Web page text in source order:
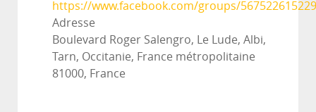
https://www.facebook.com/groups/
Adresse
Boulevard Roger Salengro, Le Lude, Albi,
Tarn, Occitanie, France métropolitaine
81000, France